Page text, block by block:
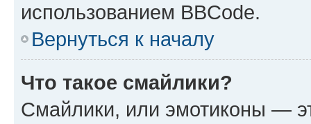
использованием BBCode.
Вернуться к началу
Что такое смайлики?
Смайлики, или эмотиконы —